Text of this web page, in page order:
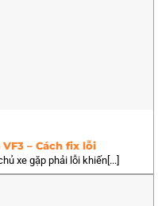
– Cách fix lỗi
xe gặp phải lỗi khiến[...]